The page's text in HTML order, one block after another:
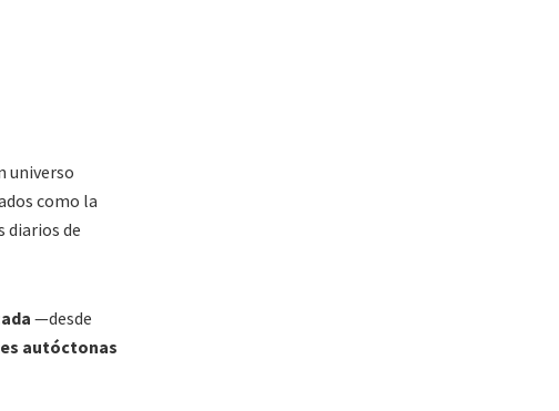
universo
como la
diarios de
—desde
autóctonas